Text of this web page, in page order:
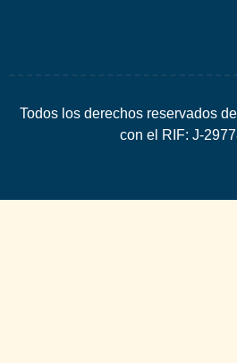
Todos los derechos reservados
con el RIF: J-